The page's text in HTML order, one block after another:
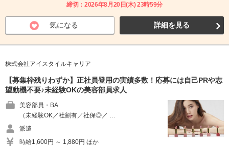
締切：2026年8月20日(木) 23時59分
気になる 詳細を見る
株式会社アイスタイルキャリア
【募集枠残りわずか】正社員登用の実績多数！応募には自己PRや志
望動機不要♪未経験OKの美容部員求人
美容部員・BA
（未経験OK／社割有／社保◎／ …
派遣
時給1,600円 ～ 1,880円 ほか